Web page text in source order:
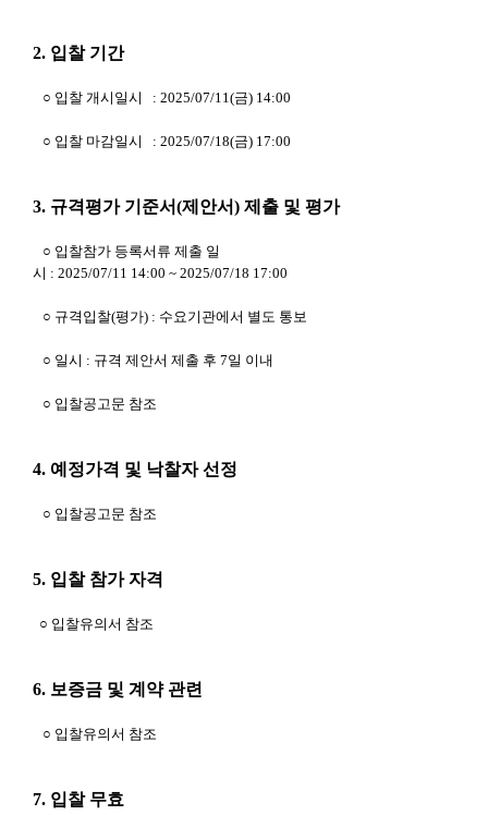
2. 입찰 기간
○ 입찰 개시일시 : 2025/07/11(금) 14:00
○ 입찰 마감일시 : 2025/07/18(금) 17:00
3. 규격평가 기준서(제안서) 제출 및 평가
○ 입찰참가 등록서류 제출 일
시 : 2025/07/11 14:00 ~ 2025/07/18 17:00
○ 규격입찰(평가) : 수요기관에서 별도 통보
○ 일시 : 규격 제안서 제출 후 7일 이내
○ 입찰공고문 참조
4. 예정가격 및 낙찰자 선정
○ 입찰공고문 참조
5. 입찰 참가 자격
○ 입찰유의서 참조
6. 보증금 및 계약 관련
○ 입찰유의서 참조
7. 입찰 무효